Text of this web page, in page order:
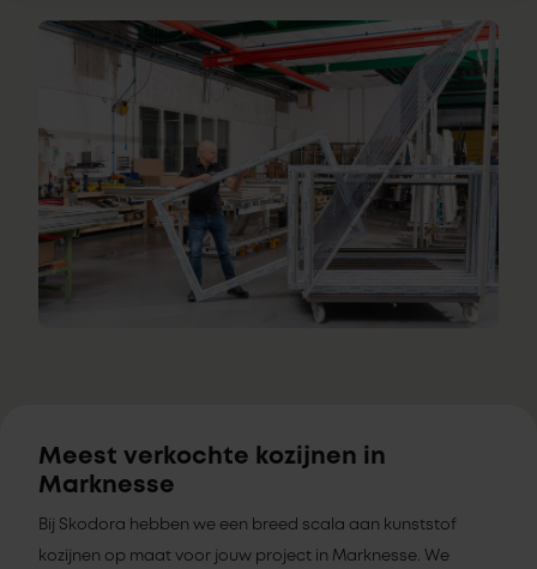
Meest verkochte kozijnen in
Marknesse
Bij Skodora hebben we een breed scala aan kunststof
kozijnen op maat voor jouw project in Marknesse. We